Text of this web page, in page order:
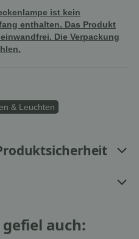
ist kein
enthalten. Das Produkt
Die Verpackung
& Leuchten
auch: